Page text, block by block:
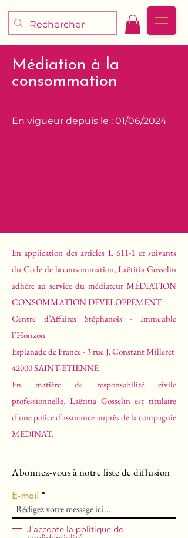
Médiation à la
consommation
En vigueur depuis le : 01/06/2024
En application des articles L 611-1 et suivants
du Code de la consommation, Laëtitia Gosselin
adhère au service du médiateur MÉDIATION
CONSOMMATION DÉVELOPPEMENT
Centre d’Affaires Stéphanois - Immeuble
l’Horizon
Esplanade de France - 3 rue J. Constant Milleret
42000 SAINT-ETIENNE
En matière de responsabilité civile
professionnelle, Laëtitia Gosselin est titulaire
d’une police d’assurance auprès de la compagnie
MEDINAT.
Abonnez-vous à notre liste de diffusion
E-mail
J'accepte la politique de